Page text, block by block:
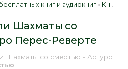
книг и аудиокниг » Книги
Шахматы со
Перес-Реверте
Шахматы со смертью - Артуро